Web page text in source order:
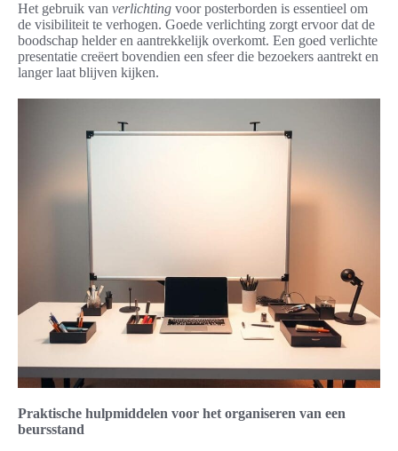
Het gebruik van verlichting voor posterborden is essentieel om
de visibiliteit te verhogen. Goede verlichting zorgt ervoor dat de
boodschap helder en aantrekkelijk overkomt. Een goed verlichte
presentatie creëert bovendien een sfeer die bezoekers aantrekt en
langer laat blijven kijken.
Praktische hulpmiddelen voor het organiseren van een
beursstand